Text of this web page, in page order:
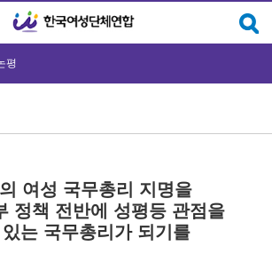
평
여성 국무총리 지명을
정책 전반에 성평등 관점을
는 국무총리가 되기를